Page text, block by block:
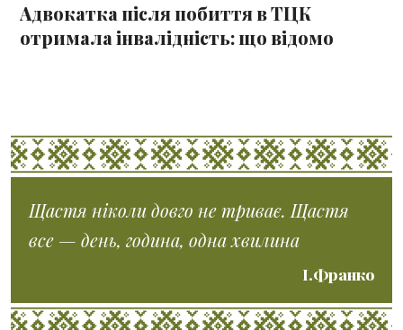
Адвокатка після побиття в ТЦК
отримала інвалідність: що відомо
Щастя ніколи довго не триває. Щастя
все — день, година, одна хвилина
І.Франко